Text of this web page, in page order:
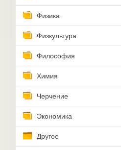
Физика
Физкультура
Философия
Химия
Черчение
Экономика
Другое